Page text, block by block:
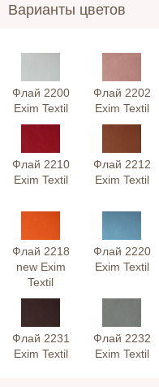
Варианты цветов
Флай 2200
Exim Textil
Флай 2202
Exim Textil
Флай 2210
Exim Textil
Флай 2212
Exim Textil
Флай 2218
new Exim
Textil
Флай 2220
Exim Textil
Флай 2231
Exim Textil
Флай 2232
Exim Textil